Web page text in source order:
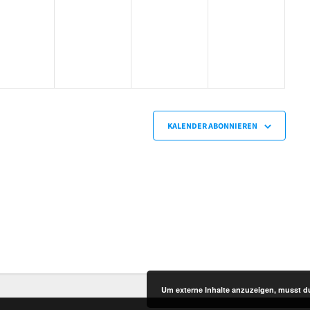
KALENDER ABONNIEREN
Um externe Inhalte anzuzeigen, musst